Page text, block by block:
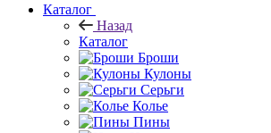
Каталог
Назад
Каталог
Броши
Кулоны
Серьги
Колье
Пины